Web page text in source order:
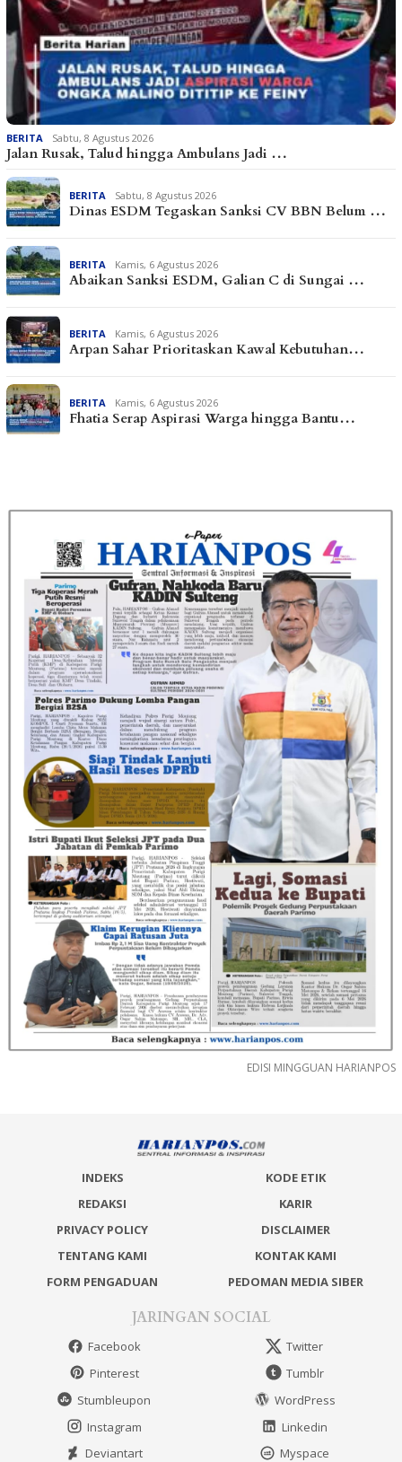
BERITA Sabtu, 8 Agustus 2026
Jalan Rusak, Talud hingga Ambulans Jadi …
BERITA Sabtu, 8 Agustus 2026
Dinas ESDM Tegaskan Sanksi CV BBN Belum …
BERITA Kamis, 6 Agustus 2026
Abaikan Sanksi ESDM, Galian C di Sungai …
BERITA Kamis, 6 Agustus 2026
Arpan Sahar Prioritaskan Kawal Kebutuhan…
BERITA Kamis, 6 Agustus 2026
Fhatia Serap Aspirasi Warga hingga Bantu…
EDISI MINGGUAN HARIANPOS
INDEKS
KODE ETIK
REDAKSI
KARIR
PRIVACY POLICY
DISCLAIMER
TENTANG KAMI
KONTAK KAMI
FORM PENGADUAN
PEDOMAN MEDIA SIBER
JARINGAN SOCIAL
Facebook
Twitter
Pinterest
Tumblr
Stumbleupon
WordPress
Instagram
Linkedin
Deviantart
Myspace